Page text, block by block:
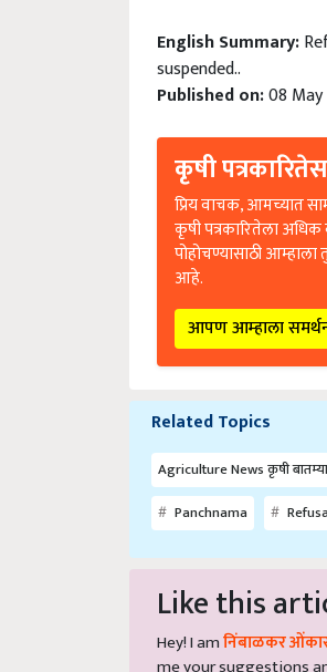
English Summary:
suspended..
Published on:08 May
कृषी
प्रिय वाचक, आमच्यात
कृषी पत्रकारितेला
पोहोचण्यासाठी
आहे.
आपण आम्हाला
Related Topics
Agriculture News कृषी
Panchnama
Like this
Hey! I am निंबाळकर
me your suggestions